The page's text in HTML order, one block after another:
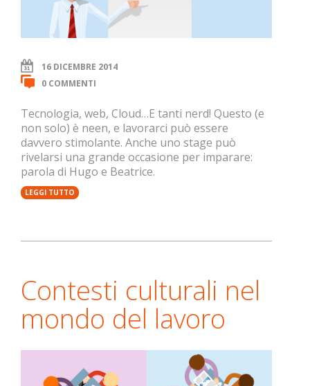
16 DICEMBRE 2014
0 COMMENTI
Tecnologia, web, Cloud…E tanti nerd! Questo (e
non solo) è neen, e lavorarci può essere
davvero stimolante. Anche uno stage può
rivelarsi una grande occasione per imparare:
parola di Hugo e Beatrice.
LEGGI TUTTO
Contesti culturali nel
mondo del lavoro